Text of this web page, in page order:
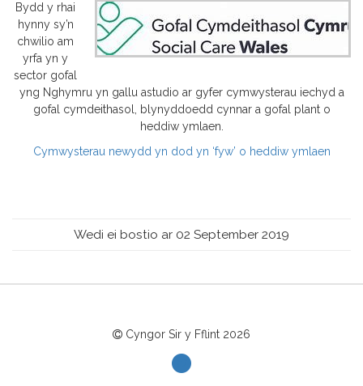
Bydd y rhai
hynny sy’n
chwilio am
yrfa yn y
sector gofal
yng Nghymru yn gallu astudio ar gyfer cymwysterau iechyd a
gofal cymdeithasol, blynyddoedd cynnar a gofal plant o
heddiw ymlaen.
Cymwysterau newydd yn dod yn ‘fyw’ o heddiw ymlaen
Wedi ei bostio ar 02 September 2019
Cyngor Sir y Fflint 2026